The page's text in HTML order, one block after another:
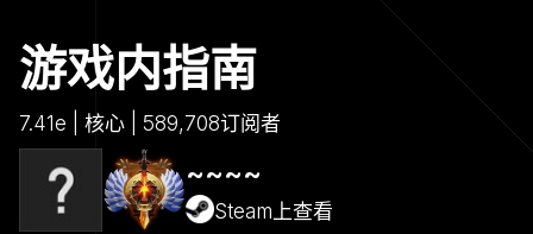
游戏内指南
7.41e | 核心 | 589,708订阅者
~~~~
Steam上查看